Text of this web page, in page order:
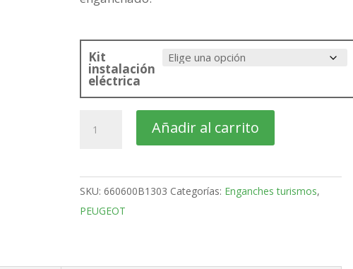
Kit
instalación
eléctrica
Partner
Larga
Bola
desmontable
Añadir al carrito
SKU: 660600B1303 Categorías: Enganches turismos,
PEUGEOT